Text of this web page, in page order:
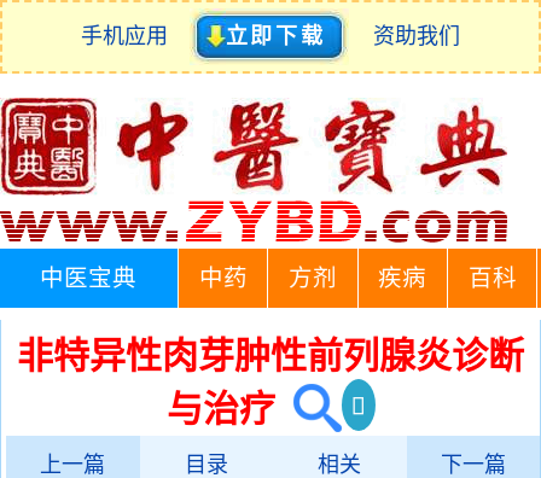
手机应用 立即下载 资助我们
中医宝典 中药 方剂 疾病 百科
非特异性肉芽肿性前列腺炎诊断
与治疗
上一篇 目录 相关 下一篇